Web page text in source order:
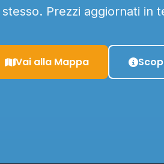
stesso. Prezzi aggiornati in
Vai alla Mappa